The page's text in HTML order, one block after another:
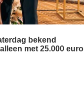
bekend
met 25.000 euro